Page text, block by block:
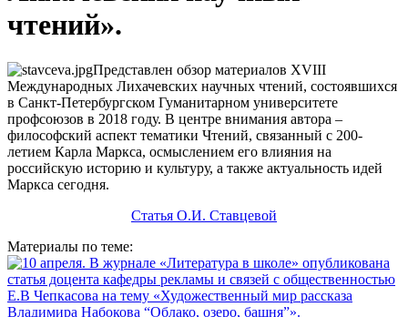
чтений».
Представлен обзор материалов XVIII
Международных Лихачевских научных чтений, состоявшихся
в Санкт-Петербургском Гуманитарном университете
профсоюзов в 2018 году. В центре внимания автора –
философский аспект тематики Чтений, связанный с 200-
летием Карла Маркса, осмыслением его влияния на
российскую историю и культуру, а также актуальность идей
Маркса сегодня.
Статья О.И. Ставцевой
Материалы по теме: